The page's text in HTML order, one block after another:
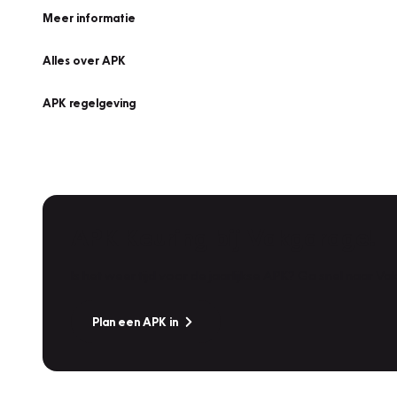
Meer informatie
Alles over APK
APK regelgeving
Plan een APK in